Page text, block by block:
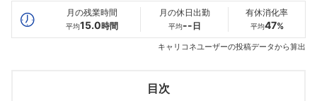
月の残業時間
平均15.0時間
月の休日出勤
平均-- 日
有休消化率
平均47%
キャリコネユーザーの投稿データから算出
目次